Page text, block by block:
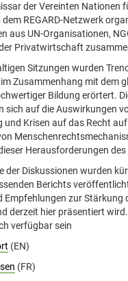
der Vereinten Nationen
dem REGARD-Netzwerk
aus UN-Organisationen,
Privatwirtschaft
Sitzungen wurden
Zusammenhang mit dem
Bildung erörtert.
sich auf die Auswirkungen
und Krisen auf das Recht
Herausforderungen
der Diskussionen wurden
Berichts
Empfehlungen zur Stärkung
derzeit hier präsentiert
verfügbar sein
(EN)
(FR)